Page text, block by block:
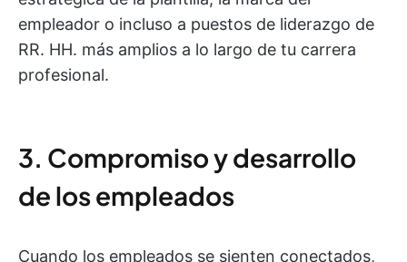
empleador o incluso a puestos de liderazgo de
RR. HH. más amplios a lo largo de tu carrera
profesional.
3. Compromiso y desarrollo
de los empleados
Cuando los empleados se sienten conectados,